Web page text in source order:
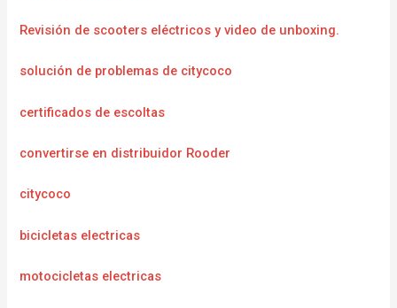
Revisión de scooters eléctricos y video de unboxing.
solución de problemas de citycoco
certificados de escoltas
convertirse en distribuidor Rooder
citycoco
bicicletas electricas
motocicletas electricas